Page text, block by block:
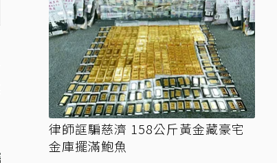
律師誆騙慈濟 158公斤黃金藏豪宅
金庫擺滿鮑魚